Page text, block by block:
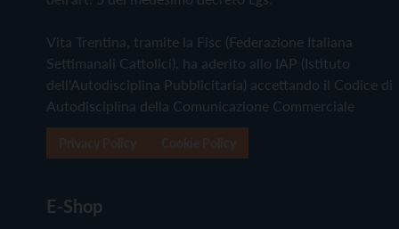
Vita Trentina, tramite la Fisc (Federazione Italiana
Settimanali Cattolici), ha aderito allo IAP (Istituto
dell'Autodisciplina Pubblicitaria) accettando il Codice di
Autodisciplina della Comunicazione Commerciale
E-Shop